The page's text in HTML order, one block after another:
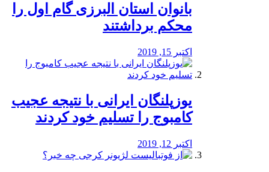
بانوان استان البرزی گام اول را
محكم برداشتند
اکتبر 15, 2019
یوزپلنگان ایرانی با نتیجه عجیب
کامبوج را تسلیم خود کردند
اکتبر 12, 2019